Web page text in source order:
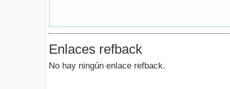
Enlaces refback
No hay ningún enlace refback.